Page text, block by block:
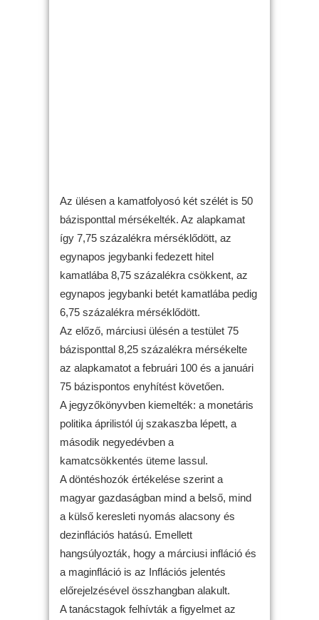
Az ülésen a kamatfolyosó két szélét is 50
bázisponttal mérsékelték. Az alapkamat
így 7,75 százalékra mérséklődött, az
egynapos jegybanki fedezett hitel
kamatlába 8,75 százalékra csökkent, az
egynapos jegybanki betét kamatlába pedig
6,75 százalékra mérséklődött.
Az előző, márciusi ülésén a testület 75
bázisponttal 8,25 százalékra mérsékelte
az alapkamatot a februári 100 és a januári
75 bázispontos enyhítést követően.
A jegyzőkönyvben kiemelték: a monetáris
politika áprilistól új szakaszba lépett, a
második negyedévben a
kamatcsökkentés üteme lassul.
A döntéshozók értékelése szerint a
magyar gazdaságban mind a belső, mind
a külső keresleti nyomás alacsony és
dezinflációs hatású. Emellett
hangsúlyozták, hogy a márciusi infláció és
a maginfláció is az Inflációs jelentés
előrejelzésével összhangban alakult.
A tanácstagok felhívták a figyelmet az